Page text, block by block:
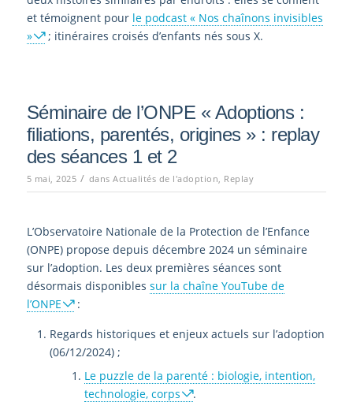
et témoignent pour le podcast « Nos chaînons invisibles
»
; itinéraires croisés d’enfants nés sous X.
Séminaire de l’ONPE « Adoptions :
filiations, parentés, origines » : replay
des séances 1 et 2
5 mai, 2025 / dansActualités de l'adoption, Replay
L’Observatoire Nationale de la Protection de l’Enfance
(ONPE) propose depuis décembre 2024 un séminaire
sur l’adoption. Les deux premières séances sont
désormais disponibles sur la chaîne YouTube de
l’ONPE
:
Regards historiques et enjeux actuels sur l’adoption
(06/12/2024) ;
Le puzzle de la parenté : biologie, intention,
technologie, corps
.